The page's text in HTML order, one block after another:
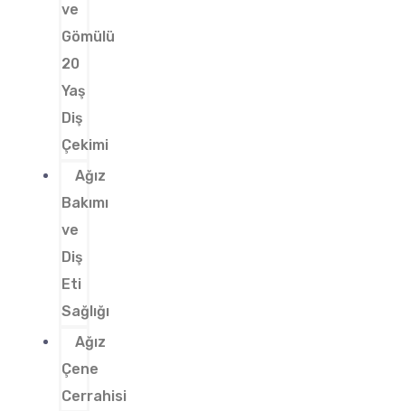
ve
Gömülü
20
Yaş
Diş
Çekimi
Ağız
Bakımı
ve
Diş
Eti
Sağlığı
Ağız
Çene
Cerrahisi